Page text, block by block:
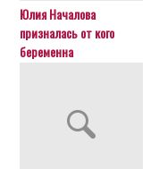
Юлия Началова
призналась от кого
беременна